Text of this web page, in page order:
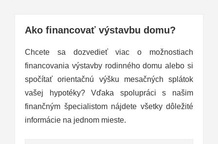
Ako financovať výstavbu domu?
Chcete sa dozvedieť viac o možnostiach
financovania výstavby rodinného domu alebo si
spočítať orientačnú výšku mesačných splátok
vašej hypotéky? Vďaka spolupráci s našim
finančným špecialistom nájdete všetky dôležité
informácie na jednom mieste.